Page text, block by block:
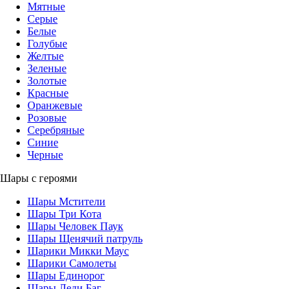
Мятные
Серые
Белые
Голубые
Желтые
Зеленые
Золотые
Красные
Оранжевые
Розовые
Серебряные
Синие
Черные
Шары с героями
Шары Мстители
Шары Три Кота
Шары Человек Паук
Шары Щенячий патруль
Шарики Микки Маус
Шарики Самолеты
Шары Единорог